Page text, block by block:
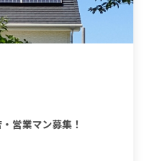
営業マン募集！